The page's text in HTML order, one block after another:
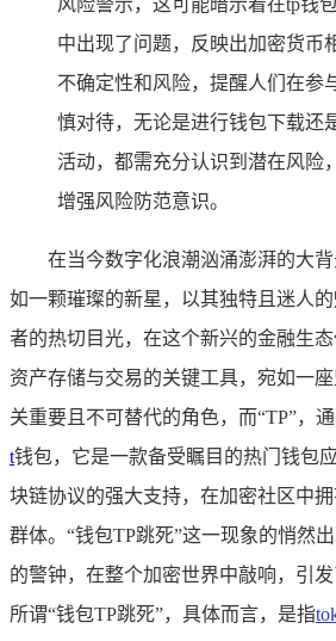
中出现了问题，反映出加密货币
不确定性和风险，提醒人们在参
慎对待，无论是进行钱包下载还
活动，都需充分认识到潜在风险
增强风险防范意识。
在当今数字化浪潮汹涌澎湃的大
如一颗璀璨的新星，以其独特且迷人
者的热切目光，在这个新兴的金融生态
资产存储与交易的关键工具，宛如一
关重要且不可替代的角色，而“TP”，
t钱包，它是一款备受瞩目的热门钱包
块链协议的强大支持，在加密社区中
群体。“钱包TP跳死”这一现象的悄然
的警钟，在整个加密世界中敲响，引发
所谓“钱包TP跳死”，具体而言，是指